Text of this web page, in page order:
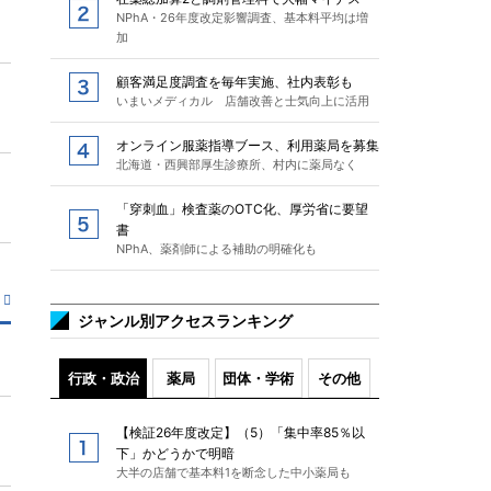
NPhA・26年度改定影響調査、基本料平均は増
加
顧客満足度調査を毎年実施、社内表彰も
いまいメディカル 店舗改善と士気向上に活用
オンライン服薬指導ブース、利用薬局を募集
北海道・西興部厚生診療所、村内に薬局なく
「穿刺血」検査薬のOTC化、厚労省に要望
書
NPhA、薬剤師による補助の明確化も
ジャンル別アクセスランキング
行政・政治 薬局 団体・学術 その他
【検証26年度改定】（5）「集中率85％以
下」かどうかで明暗
大半の店舗で基本料1を断念した中小薬局も